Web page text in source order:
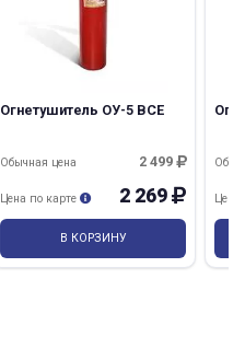
Огнетушитель ОУ-5 ВСЕ
2 499
Обычная цена
2 269
Цена по карте
В КОРЗИНУ
Цена